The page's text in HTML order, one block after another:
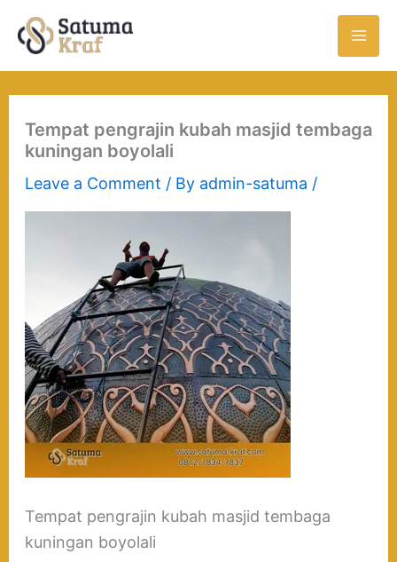
Tempat pengrajin kubah masjid tembaga
kuningan boyolali
Leave a Comment / By admin-satuma /
Tempat pengrajin kubah masjid tembaga
kuningan boyolali